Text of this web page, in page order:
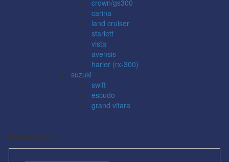
crown/gs300
carina
land cruiser
starlett
vista
avensis
harier (rx-300)
suzuki
swift
escudo
grand vitara
Фильтр по цене